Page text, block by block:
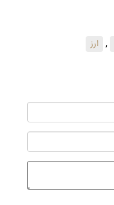
, ارز